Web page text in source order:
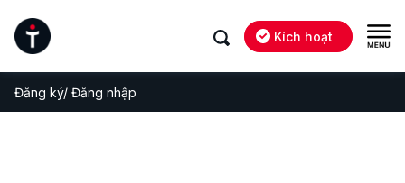
Kích hoạt
Đăng ký/ Đăng nhập